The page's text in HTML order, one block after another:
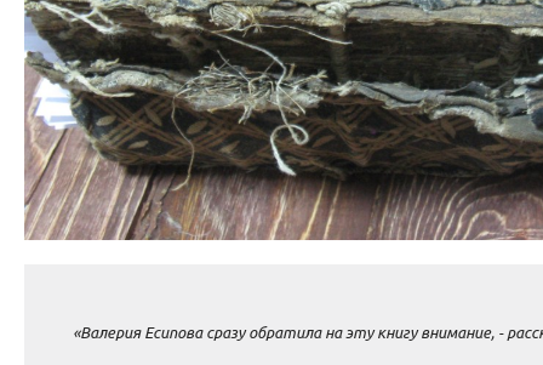
«Валерия Есипова сразу обратила на эту книгу внимание, -